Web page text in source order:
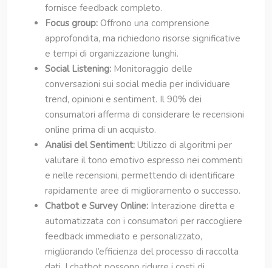
fornisce feedback completo.
Focus group: Offrono una comprensione
approfondita, ma richiedono risorse significative
e tempi di organizzazione lunghi.
Social Listening: Monitoraggio delle
conversazioni sui social media per individuare
trend, opinioni e sentiment. Il 90% dei
consumatori afferma di considerare le recensioni
online prima di un acquisto.
Analisi del Sentiment: Utilizzo di algoritmi per
valutare il tono emotivo espresso nei commenti
e nelle recensioni, permettendo di identificare
rapidamente aree di miglioramento o successo.
Chatbot e Survey Online: Interazione diretta e
automatizzata con i consumatori per raccogliere
feedback immediato e personalizzato,
migliorando l’efficienza del processo di raccolta